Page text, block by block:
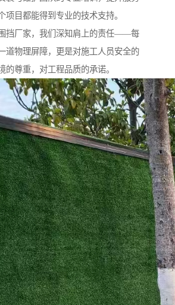
项目都能得到专业的技术支持。
挡厂家，我们深知肩上的责任——每
道物理屏障，更是对施工人员安全的
的尊重，对工程品质的承诺。